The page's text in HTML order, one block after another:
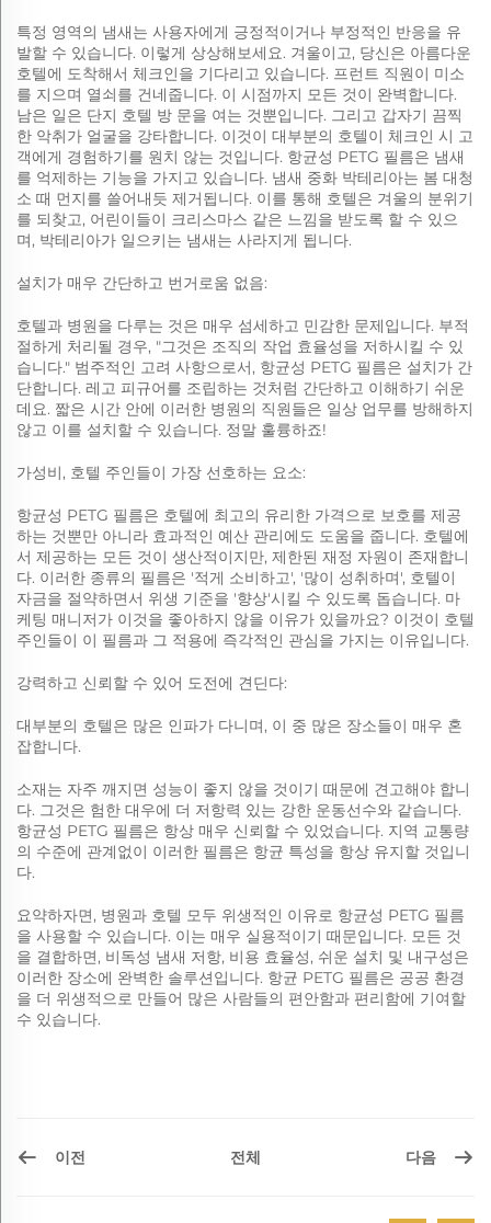
특정 영역의 냄새는 사용자에게 긍정적이거나 부정적인 반응을 유
발할 수 있습니다. 이렇게 상상해보세요. 겨울이고, 당신은 아름다운
호텔에 도착해서 체크인을 기다리고 있습니다. 프런트 직원이 미소
를 지으며 열쇠를 건네줍니다. 이 시점까지 모든 것이 완벽합니다.
남은 일은 단지 호텔 방 문을 여는 것뿐입니다. 그리고 갑자기 끔찍
한 악취가 얼굴을 강타합니다. 이것이 대부분의 호텔이 체크인 시 고
객에게 경험하기를 원치 않는 것입니다. 항균성 PETG 필름은 냄새
를 억제하는 기능을 가지고 있습니다. 냄새 중화 박테리아는 봄 대청
소 때 먼지를 쓸어내듯 제거됩니다. 이를 통해 호텔은 겨울의 분위기
를 되찾고, 어린이들이 크리스마스 같은 느낌을 받도록 할 수 있으
며, 박테리아가 일으키는 냄새는 사라지게 됩니다.
설치가 매우 간단하고 번거로움 없음:
호텔과 병원을 다루는 것은 매우 섬세하고 민감한 문제입니다. 부적
절하게 처리될 경우, "그것은 조직의 작업 효율성을 저하시킬 수 있
습니다." 범주적인 고려 사항으로서, 항균성 PETG 필름은 설치가 간
단합니다. 레고 피규어를 조립하는 것처럼 간단하고 이해하기 쉬운
데요. 짧은 시간 안에 이러한 병원의 직원들은 일상 업무를 방해하지
않고 이를 설치할 수 있습니다. 정말 훌륭하죠!
가성비, 호텔 주인들이 가장 선호하는 요소:
항균성 PETG 필름은 호텔에 최고의 유리한 가격으로 보호를 제공
하는 것뿐만 아니라 효과적인 예산 관리에도 도움을 줍니다. 호텔에
서 제공하는 모든 것이 생산적이지만, 제한된 재정 자원이 존재합니
다. 이러한 종류의 필름은 '적게 소비하고', '많이 성취하며', 호텔이
자금을 절약하면서 위생 기준을 '향상'시킬 수 있도록 돕습니다. 마
케팅 매니저가 이것을 좋아하지 않을 이유가 있을까요? 이것이 호텔
주인들이 이 필름과 그 적용에 즉각적인 관심을 가지는 이유입니다.
강력하고 신뢰할 수 있어 도전에 견딘다:
대부분의 호텔은 많은 인파가 다니며, 이 중 많은 장소들이 매우 혼
잡합니다.
소재는 자주 깨지면 성능이 좋지 않을 것이기 때문에 견고해야 합니
다. 그것은 험한 대우에 더 저항력 있는 강한 운동선수와 같습니다.
항균성 PETG 필름은 항상 매우 신뢰할 수 있었습니다. 지역 교통량
의 수준에 관계없이 이러한 필름은 항균 특성을 항상 유지할 것입니
다.
요약하자면, 병원과 호텔 모두 위생적인 이유로 항균성 PETG 필름
을 사용할 수 있습니다. 이는 매우 실용적이기 때문입니다. 모든 것
을 결합하면, 비독성 냄새 저항, 비용 효율성, 쉬운 설치 및 내구성은
이러한 장소에 완벽한 솔루션입니다. 항균 PETG 필름은 공공 환경
을 더 위생적으로 만들어 많은 사람들의 편안함과 편리함에 기여할
수 있습니다.
이전 전체 다음